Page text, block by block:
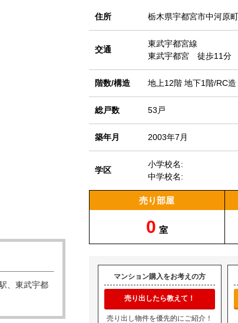
、東武宇都
住所 栃木県宇都宮市中河原
交通
東武宇都宮線
東武宇都宮 徒歩11分
階数/構造 地上12階 地下1階/RC造
総戸数 53戸
築年月 2003年7月
学区
小学校名:
中学校名:
売り部屋
0 室
マンション購入をお考えの方
売り出したら教えて！
売り出し物件を優先的にご紹介！